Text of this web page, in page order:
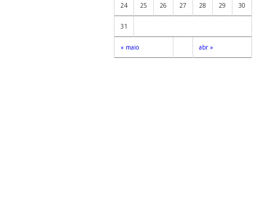
« maio abr »
24 25 26 27 28 29 30
31